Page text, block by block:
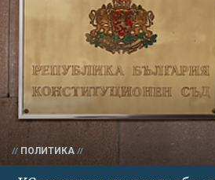
ПОЛИТИКА